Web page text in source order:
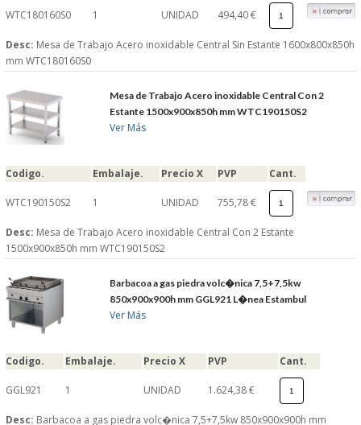
WTC180160S0 1 UNIDAD 494,40 €
Desc: Mesa de Trabajo Acero inoxidable Central Sin Estante 1600x800x850h
mm WTC180160S0
Mesa de Trabajo Acero inoxidable Central Con 2
Estante 1500x900x850h mm WTC190150S2
Ver Más
Codigo. Embalaje. Precio X PVP Cant.
WTC190150S2 1 UNIDAD 755,78 €
Desc: Mesa de Trabajo Acero inoxidable Central Con 2 Estante
1500x900x850h mm WTC190150S2
Barbacoa a gas piedra volc�nica 7,5+7,5kw
850x900x900h mm GGL921 L�nea Estambul
Ver Más
Codigo. Embalaje. Precio X PVP Cant.
GGL921 1 UNIDAD 1.624,38 €
Desc: Barbacoa a gas piedra volc�nica 7,5+7,5kw 850x900x900h mm